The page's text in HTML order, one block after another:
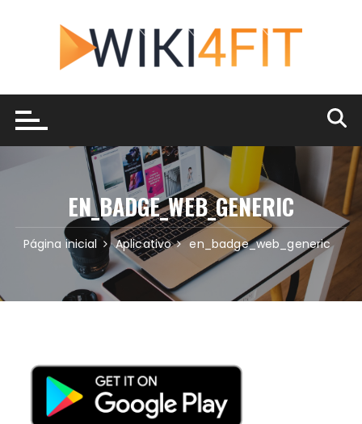
conteúdo
EN_BADGE_WEB_GENERIC
Página inicial Aplicativo en_badge_web_generic